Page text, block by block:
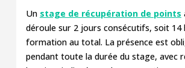
Un stage de récupération de points
déroule sur 2 jours consécutifs, soit 14
formation au total. La présence est
pendant toute la durée du stage, avec